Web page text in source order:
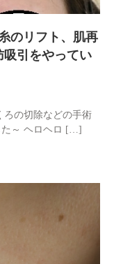
のリフト、肌再
引をやってい
ろの切除などの手術
た～ ヘロヘロ […]